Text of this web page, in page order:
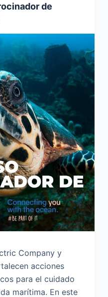
de
Company y
acciones
para el cuidado
marítima. En este